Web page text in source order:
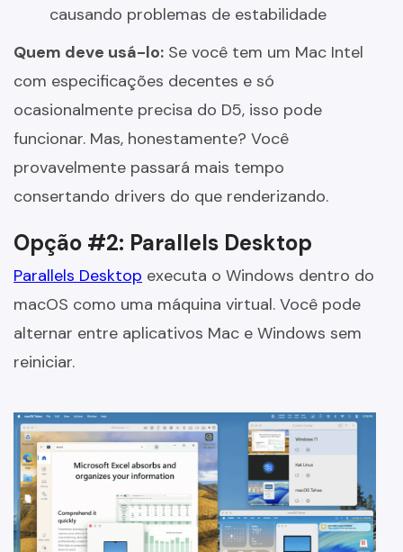
causando problemas de estabilidade
Quem deve usá-lo: Se você tem um Mac Intel
com especificações decentes e só
ocasionalmente precisa do D5, isso pode
funcionar. Mas, honestamente? Você
provavelmente passará mais tempo
consertando drivers do que renderizando.
Opção #2: Parallels Desktop
Parallels Desktop executa o Windows dentro do
macOS como uma máquina virtual. Você pode
alternar entre aplicativos Mac e Windows sem
reiniciar.